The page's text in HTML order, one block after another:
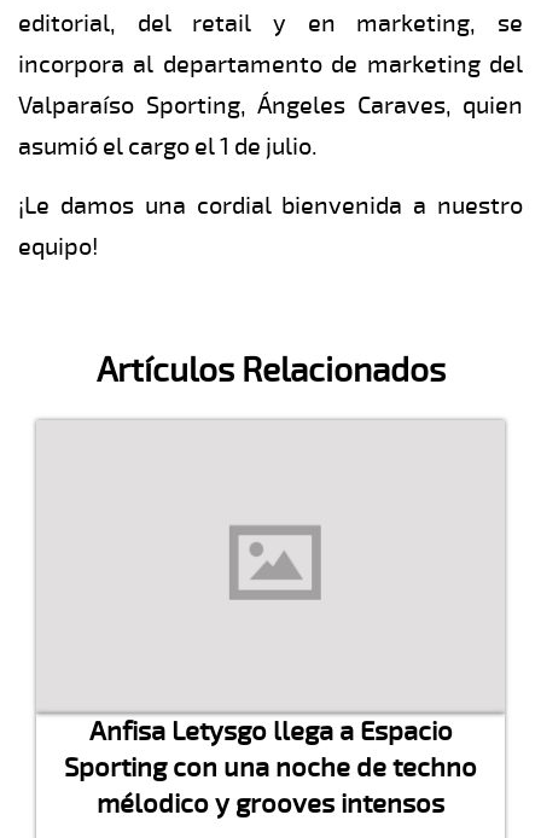
editorial, del retail y en marketing, se
incorpora al departamento de marketing del
Valparaíso Sporting, Ángeles Caraves, quien
asumió el cargo el 1 de julio.
¡Le damos una cordial bienvenida a nuestro
equipo!
Artículos Relacionados
Anfisa Letysgo llega a Espacio
Sporting con una noche de techno
mélodico y grooves intensos